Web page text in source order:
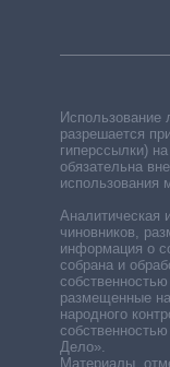
Использование
разрешается
гиперссылки)
обязательна
использования
Аналитическая
чиновников,
информация о
собрана и
размещенные
народного
Дело».
Материалы,